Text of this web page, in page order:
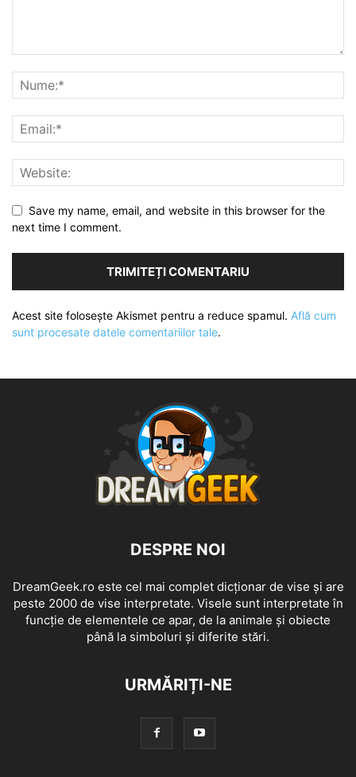
Save my name, email, and website in this browser for the
next time I comment.
Acest site folosește Akismet pentru a reduce spamul. Află cum
sunt procesate datele comentariilor tale.
DESPRE NOI
DreamGeek.ro este cel mai complet dicționar de vise și are
peste 2000 de vise interpretate. Visele sunt interpretate în
funcție de elementele ce apar, de la animale și obiecte
până la simboluri și diferite stări.
URMĂRIȚI-NE